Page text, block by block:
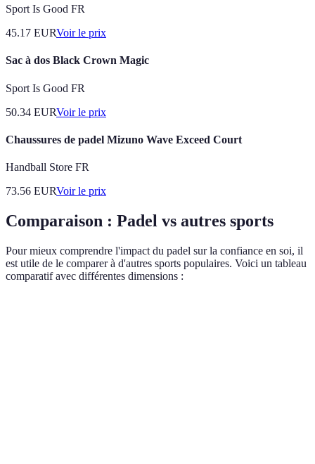
Sport Is Good FR
45.17 EURVoir le prix
Sac à dos Black Crown Magic
Sport Is Good FR
50.34 EURVoir le prix
Chaussures de padel Mizuno Wave Exceed Court
Handball Store FR
73.56 EURVoir le prix
Comparaison : Padel vs autres sports
Pour mieux comprendre l'impact du padel sur la confiance en soi, il
est utile de le comparer à d'autres sports populaires. Voici un tableau
comparatif avec différentes dimensions :